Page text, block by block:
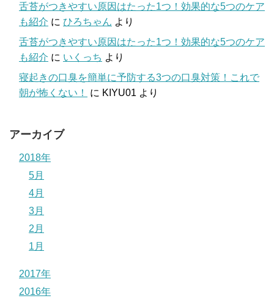
舌苔がつきやすい原因はたった1つ！効果的な5つのケア
も紹介 に ひろちゃん より
舌苔がつきやすい原因はたった1つ！効果的な5つのケア
も紹介 に いくっち より
寝起きの口臭を簡単に予防する3つの口臭対策！これで
朝が怖くない！
に KIYU01 より
アーカイブ
2018年
5月
4月
3月
2月
1月
2017年
2016年